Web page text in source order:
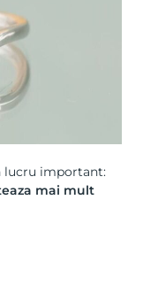
lucru important:
mai mult